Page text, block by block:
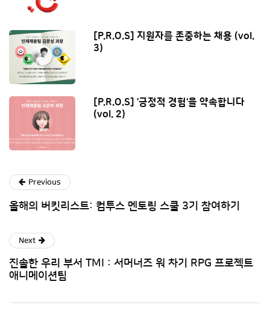
[P.R.O.S] 지원자를 존중하는 채용 (vol.
3)
[P.R.O.S] '긍정적 경험'을 약속합니다
(vol. 2)
Previous
올해의 버킷리스트: 컴투스 멘토링 스쿨 3기 참여하기
Next
진솔한 우리 부서 TMI : 서머너즈 워 차기 RPG 프로젝트
애니메이션팀